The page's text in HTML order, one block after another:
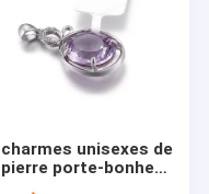
charmes unisexes de
pierre porte-bonheur